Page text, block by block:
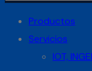
Productos
Servicios
IOT,